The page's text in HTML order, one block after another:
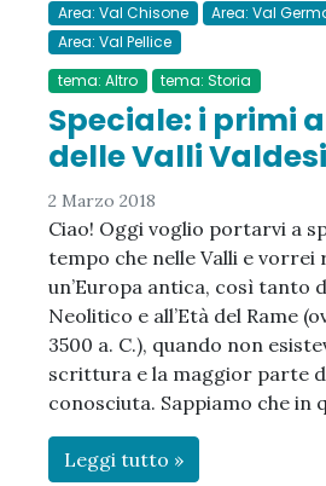
Area: Val Chisone
Area: Val
Area: Val Pellice
tema: Altro
tema: Storia
Speciale: i primi
delle Valli Valdesi
2 Marzo 2018
Ciao! Oggi voglio portarvi a
tempo che nelle Valli e
un’Europa antica, così tanto
Neolitico e all’Età del Rame
3500 a. C.), quando non
scrittura e la maggior parte
conosciuta. Sappiamo che in
Leggi tutto »